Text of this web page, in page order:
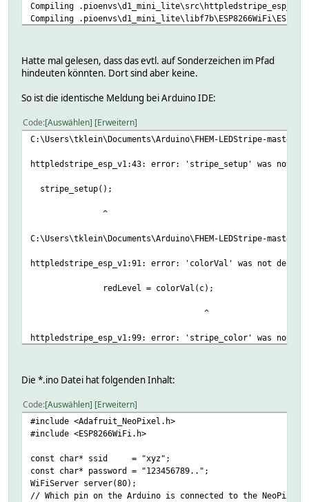
Compiling
Compiling
stripe_setup();
C:/Users/tklein/Documents/PlatformIO/Projects/
stripe_setPixelColor(ledix++,
C:/Users/tklein/Documents/PlatformIO/Projects/
e
^
}
***
Hatte mal gelesen, dass das evtl. auf Sonderzeichen im Pfad
hindeuten könnten. Dort sind aber keine.
So ist die identische Meldung bei Arduino IDE:
Code Auswählen Erweitern
C:\Users\tklein\Documents\Arduino\FHEM-LEDStripe-
httpledstripe_esp_v1:43: error: 'stripe_setup' was not
stripe_setup();
^
C:\Users\tklein\Documents\Arduino\FHEM-LEDStripe-
httpledstripe_esp_v1:91: error: 'colorVal' was not
redLevel = colorVal(c);
^
httpledstripe_esp_v1:99: error: 'stripe_color' was not
httpledstripe_esp_v1:99: error: 'stripe_setPixelColor'
stripe_setPixelColor(ledix++,
httpledstripe_esp_v1:103: error: 'stripe_show' was not
Die *.ino Datei hat folgenden Inhalt:
Code Auswählen Erweitern
#include <Adafruit_NeoPixel.h>
#include <ESP8266WiFi.h>
const char* ssid = "xyz";
const char* password = "123456789..";
WiFiServer server(80);
// Which pin on the Arduino is connected to the